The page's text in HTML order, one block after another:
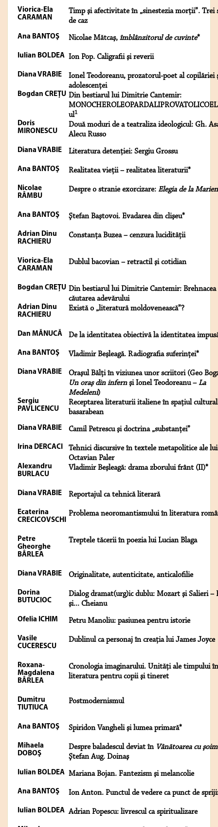
Viorica-Ela
CARAMAN
Timp şi afectivitate în „sinestezia morţii”. Trei
de caz
Ana BANTOŞ Nicolae Mătcaş, îmblânzitorul de cuvinte*
Iulian BOLDEA Ion Pop. Caligrafii şi reverii
Diana VRABIE
Ionel Teodoreanu, prozatorul-poet al copilăriei
adolescenţei
Bogdan CREŢU Din bestiarul lui Dimitrie Cantemir:
ul1
Doris
MIRONESCU
Două moduri de a teatraliza ideologicul: Gh.
Alecu Russo
Diana VRABIE Literatura detenţiei: Sergiu Grossu
Ana BANTOŞ Realitatea vieţii – realitatea literaturii*
Nicolae
RÂMBU
Despre o stranie exorcizare: Elegia de la
Ana BANTOŞ Ştefan Baştovoi. Evadarea din clişeu*
Adrian Dinu
RACHIERU
Constanţa Buzea – cenzura lucidităţii
Viorica-Ela
CARAMAN
Dublul bacovian – retractil şi cotidian
Bogdan CREŢU Din bestiarul lui Dimitrie Cantemir: Brehnacea
căutarea adevărului
Adrian Dinu
RACHIERU
Există o „literatură moldovenească”?
Dan MĂNUCĂ De la identitatea obiectivă la identitatea
Ana BANTOŞ Vladimir Beşleagă. Radiografia suferinţei*
Diana VRABIE
Oraşul Bălţi în viziunea unor scriitori (Geo
Un oraş din infernşi Ionel Teodoreanu – La
Medeleni)
Sergiu
PAVLICENCU
Receptarea literaturii italiene în spaţiul cultural
basarabean
Diana VRABIE Camil Petrescu şi doctrina „substanţei”
Irina DERCACI
Tehnici discursive în textele metapolitice ale lui
Octavian Paler
Alexandru
BURLACU
Vladimir Beşleagă: drama zborului frânt (II)*
Diana VRABIE Reportajul ca tehnică literară
Ecaterina
CRECICOVSCHI
Problema neoromantismului în literatura
Petre
Gheorghe
BÂRLEA
Treptele tăcerii în poezia lui Lucian Blaga
Diana VRABIE Originalitate, autenticitate, anticalofilie
Dorina
BUTUCIOC
Dialog dramat(urg)ic dublu: Mozart şi Salieri –
şi... Cheianu
Ofelia ICHIM Petru Manoliu: pasiunea pentru istorie
Vasile
CUCERESCU
Dublinul ca personaj în creaţia lui James Joyce
Roxana-
Magdalena
BÂRLEA
Cronologia imaginarului. Unităţi ale timpului în
literatura pentru copii şi tineret
Dumitru
TIUTIUCA
Postmodernismul
Ana BANTOŞ Spiridon Vangheli şi lumea primară*
Mihaela
DOBOŞ
Despre baladescul deviat în Vânătoarea cu şoim
Ştefan Aug. Doinaş
Iulian BOLDEA Mariana Bojan. Fantezism şi melancolie
Ana BANTOŞ Ion Anton. Punctul de vedere ca punct de
Iulian BOLDEA Adrian Popescu: livrescul ca spiritualizare